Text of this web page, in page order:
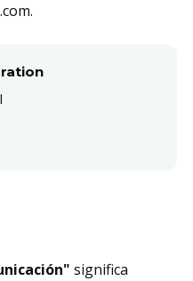
significa